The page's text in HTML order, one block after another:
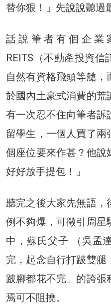
替你狠！」先說說聽過
話說筆者有個企業
REITS（不動產投資信
自然有資格飛頭等艙
於國內土豪式消費的荒
有一次忍不住向筆者訴
留學生，一個人買了兩
個座位要來作甚？他說
好好放手提包！」
聽完之後大家先無語，
例不夠爆，可徵引周星
中，蘇氏父子 （吳孟
完，起念自行打跛雙
跛腳都花不完」的誇張
焉可不阻撓。